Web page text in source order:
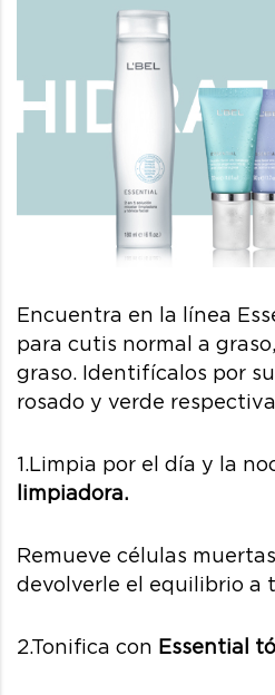
Encuentra en la línea
para cutis normal a
graso. Identifícalos por
rosado y verde
1.Limpia por el día y la
limpiadora.
Remueve células
devolverle el equilibrio a
2.Tonifica con Essential